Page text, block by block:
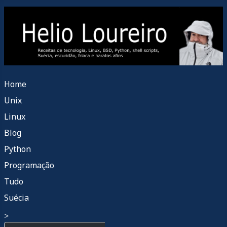
Home
Unix
Linux
Blog
Python
Programação
Tudo
Suécia
>